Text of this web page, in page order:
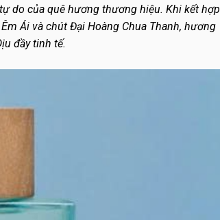
do của quê hương thương hiệu. Khi kết hợp
Ái và chút Đại Hoàng Chua Thanh, hương
đầy tinh tế.